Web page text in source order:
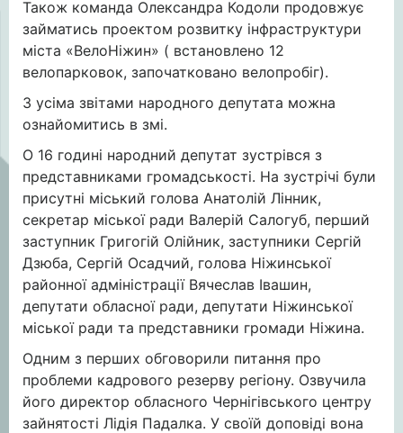
Також команда Олександра Кодоли продовжує
займатись проектом розвитку інфраструктури
міста «ВелоНіжин» ( встановлено 12
велопарковок, започатковано велопробіг).
З усіма звітами народного депутата можна
ознайомитись в змі.
О 16 годині народний депутат зустрівся з
представниками громадськості. На зустрічі були
присутні міський голова Анатолій Лінник,
секретар міської ради Валерій Салогуб, перший
заступник Григогій Олійник, заступники Сергій
Дзюба, Сергій Осадчий, голова Ніжинської
районної адміністрації Вячеслав Івашин,
депутати обласної ради, депутати Ніжинської
міської ради та представники громади Ніжина.
Одним з перших обговорили питання про
проблеми кадрового резерву регіону. Озвучила
його директор обласного Чернігівського центру
зайнятості Лідія Падалка. У своїй доповіді вона